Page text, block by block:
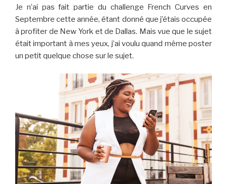
Je n’ai pas fait partie du challenge French Curves en
Septembre cette année, étant donné que j’étais occupée
à profiter de New York et de Dallas. Mais vue que le sujet
était important à mes yeux, j’ai voulu quand même poster
un petit quelque chose sur le sujet.